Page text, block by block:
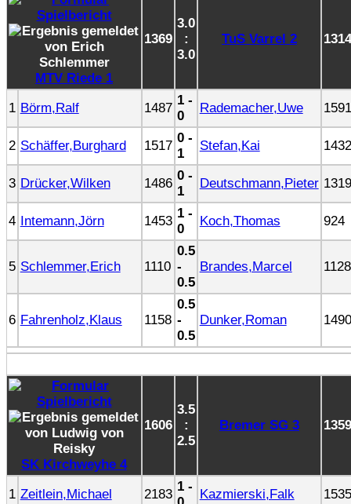
MTV Riede 1
1369
3.0
:
3.0
TuS Varrel 2 1314
1 Börm,Ralf 1487
1 -
0
Rademacher,Uwe 1591
2 Schäffer,Burghard 1517
0 -
1
Stefan,Kai 1432
3 Drücker,Wilken 1486
0 -
1
Deutschmann,Pieter 1319
4 Intemann,Jörn 1453
1 -
0
Koch,Thomas 924
5 Schlemmer,Erich 1110
0.5
-
0.5
Brandes,Marcel 1128
6 Fahrenholz,Klaus 1158
0.5
-
0.5
Dunker,Roman 1490
SK Kirchweyhe 4
1606
3.5
:
2.5
Bremer SG 3 1359
1 Zeitlein,Michael 2183
1 -
Kazmierski,Falk 1535